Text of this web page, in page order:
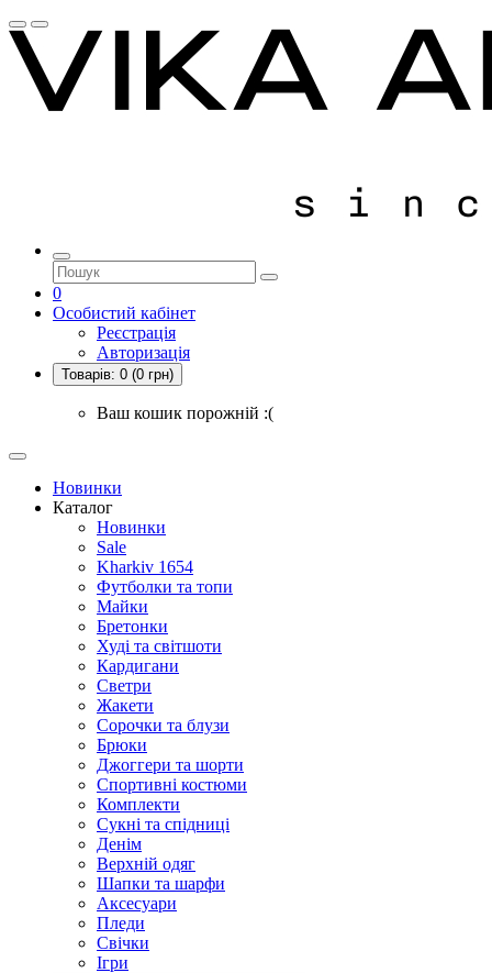
0
Особистий кабінет
Реєстрація
Авторизація
Товарів: 0 (0 грн)
Ваш кошик порожній :(
Новинки
Каталог
Новинки
Sale
Kharkiv 1654
Футболки та топи
Майки
Бретонки
Худі та світшоти
Кардигани
Светри
Жакети
Сорочки та блузи
Брюки
Джоггери та шорти
Спортивні костюми
Комплекти
Сукні та спідниці
Денім
Верхній одяг
Шапки та шарфи
Аксесуари
Пледи
Свічки
Ігри